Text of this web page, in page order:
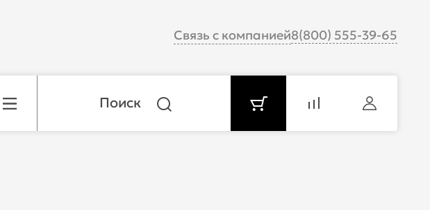
Связь с компанией8(800) 555-39-65